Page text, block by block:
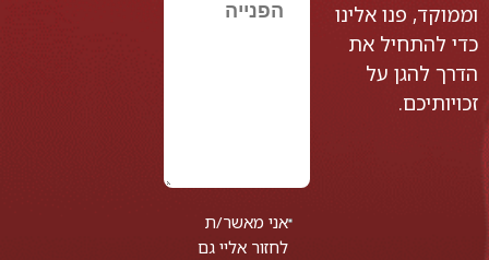
וממוקד, פנו אלינו
כדי להתחיל את
הדרך להגן על
זכויותיכם.
אני מאשר/ת
לחזור אליי גם